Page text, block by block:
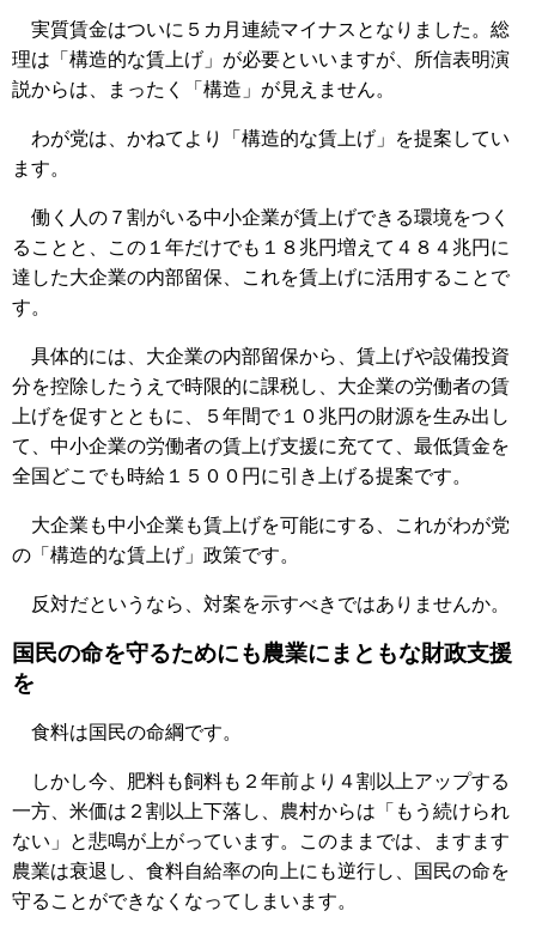
実質賃金はついに５カ月連続マイナスとなりました。総
理は「構造的な賃上げ」が必要といいますが、所信表明演
説からは、まったく「構造」が見えません。
わが党は、かねてより「構造的な賃上げ」を提案してい
ます。
働く人の７割がいる中小企業が賃上げできる環境をつく
ることと、この１年だけでも１８兆円増えて４８４兆円に
達した大企業の内部留保、これを賃上げに活用することで
す。
具体的には、大企業の内部留保から、賃上げや設備投資
分を控除したうえで時限的に課税し、大企業の労働者の賃
上げを促すとともに、５年間で１０兆円の財源を生み出し
て、中小企業の労働者の賃上げ支援に充てて、最低賃金を
全国どこでも時給１５００円に引き上げる提案です。
大企業も中小企業も賃上げを可能にする、これがわが党
の「構造的な賃上げ」政策です。
反対だというなら、対案を示すべきではありませんか。
国民の命を守るためにも農業にまともな財政支援
を
食料は国民の命綱です。
しかし今、肥料も飼料も２年前より４割以上アップする
一方、米価は２割以上下落し、農村からは「もう続けられ
ない」と悲鳴が上がっています。このままでは、ますます
農業は衰退し、食料自給率の向上にも逆行し、国民の命を
守ることができなくなってしまいます。